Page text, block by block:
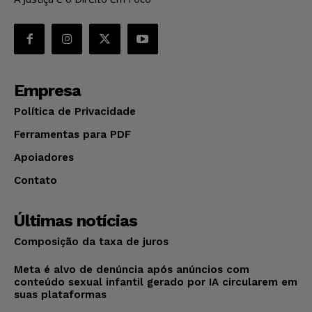
Empresa
Política de Privacidade
Ferramentas para PDF
Apoiadores
Contato
Últimas notícias
Composição da taxa de juros
Meta é alvo de denúncia após anúncios com
conteúdo sexual infantil gerado por IA circularem em
suas plataformas